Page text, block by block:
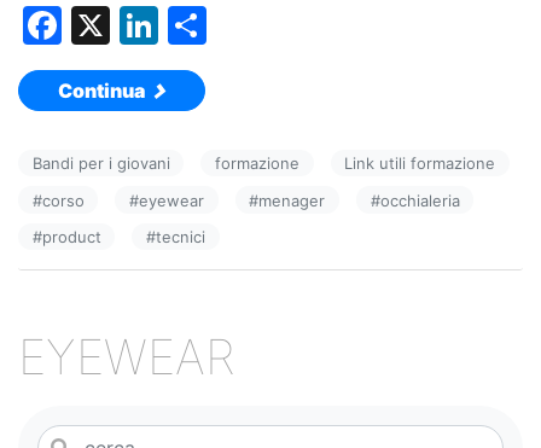
F
a
c
b
o
o
X
Li
n
k
dI
n
vi
Continua
Bandi per i giovani formazione
Link utili formazione
#corso #eyewear #menager #occhialeria
#product #tecnici
EYEWEAR